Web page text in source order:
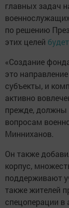
главных задач
по решению
этих целей
«Создание
это
субъекты, и
активно
прежде, должны
вопросам
Минниханов.
Он также
корпус,
поддерживают
также жителей
спецоперации в